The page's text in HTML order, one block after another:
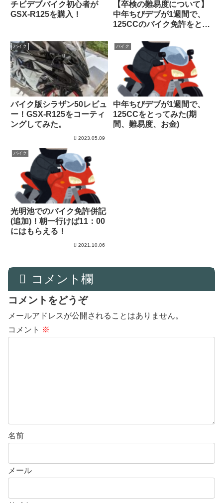
チビデブバイク初心者が
GSX-R125を購入！
【卒検の難易度について】
中年ちびデブが1週間で、
125CCのバイク免許をとっ
バイク
バイク版シラザン50レビュ
ー！GSX-R125をコーティ
ングしてみた。
2023.05.09
バイク
中年ちびデブが1週間で、
125CCをとってみた(期
間、難易度、お金)
バイク
光明池でのバイク免許併記
(追加)！朝一行けば11：00
にはもらえる！
2021.10.06
コメント欄
コメントをどうぞ
メールアドレスが公開されることはありません。
コメント ※
名前
メール